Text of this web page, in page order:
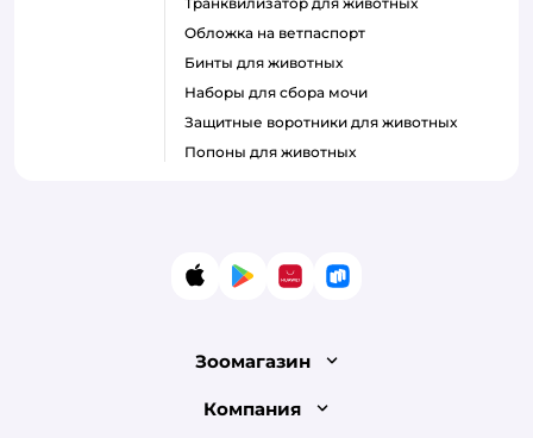
Обложка на ветпаспорт
Бинты для животных
Наборы для сбора мочи
Защитные воротники для животных
Попоны для животных
App StoreGoogle Play
AppGallery
RuStore
Зоомагазин
Лицензия
Компания